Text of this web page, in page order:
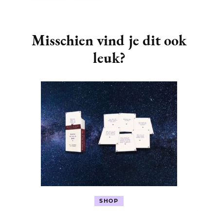
Navigation
Misschien vind je dit ook
leuk?
SHOP